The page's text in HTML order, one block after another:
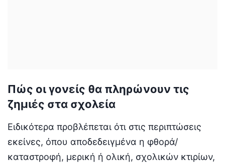
Πώς οι γονείς θα πληρώνουν τις
ζημιές στα σχολεία
Ειδικότερα προβλέπεται ότι στις περιπτώσεις
εκείνες, όπου αποδεδειγμένα η φθορά/
καταστροφή, μερική ή ολική, σχολικών κτιρίων,